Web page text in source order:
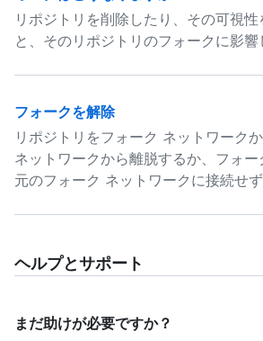
リポジトリを削除したり、その可視
と、そのリポジトリのフォークに影響
フォークを解除
リポジトリをフォーク ネットワーク
ネットワークから離脱するか、フォ
元のフォーク ネットワークに接続せず
ヘルプとサポート
まだ助けが必要ですか？